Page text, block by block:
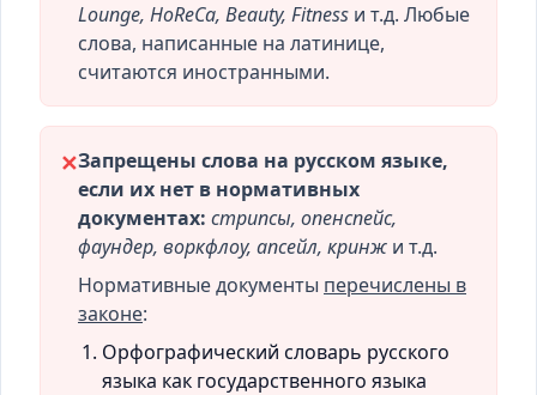
Lounge, HoReCa, Beauty, Fitness и т.д. Любые
слова, написанные на латинице,
считаются иностранными.
✕Запрещены слова на русском языке,
если их нет в нормативных
документах: стрипсы, опенспейс,
фаундер, воркфлоу, апсейл, кринж и т.д.
Нормативные документы перечислены в
законе:
Орфографический словарь русского
языка как государственного языка